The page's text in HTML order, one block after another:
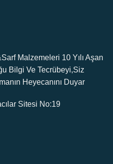
Malzemeleri 10 Yılı Aşan
Bilgi Ve Tecrübeyi,Siz
Heyecanını Duyar
Sitesi No:19